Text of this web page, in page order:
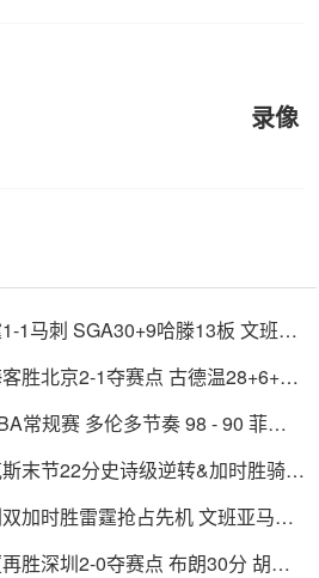
录像
1马刺 SGA30+9哈滕13板 文班
胜北京2-1夺赛点 古德温28+6+6
常规赛 多伦多节奏 98 - 90 菲尼
末节22分史诗级逆转&加时胜骑士
加时胜雷霆抢占先机 文班亚马
胜深圳2-0夺赛点 布朗30分 胡金